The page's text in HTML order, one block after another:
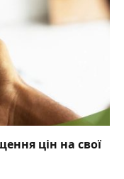
цін на свої